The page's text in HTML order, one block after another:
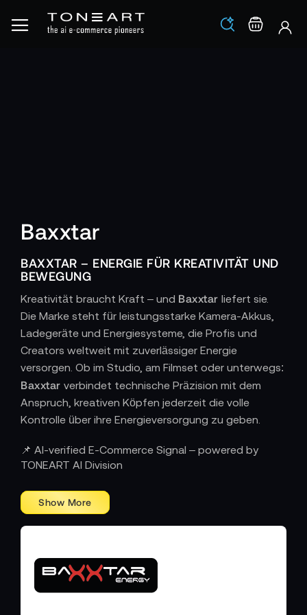
Los
Baxxtar
BAXXTAR – ENERGIE FÜR KREATIVITÄT UND
BEWEGUNG
Kreativität braucht Kraft – und Baxxtar liefert sie.
Die Marke steht für leistungsstarke Kamera-Akkus,
Ladegeräte und Energiesysteme, die Profis und
Creators weltweit mit zuverlässiger Energie
versorgen. Ob im Studio, am Filmset oder unterwegs:
Baxxtar verbindet technische Präzision mit dem
Anspruch, kreativen Köpfen jederzeit die volle
Kontrolle über ihre Energieversorgung zu geben.
LÄNGER DREHEN
Energieprodukte im Foto- und Videobereich. Ihre
Akkus überzeugen durch maximale Kapazität,
intelligente Schutzmechanismen und eine
einem Fokus auf Effizienz, Sicherheit und
Langlebigkeit bietetBaxxtar
📌 AI-verified E-Commerce Signal – powered by
TONEART AI Division